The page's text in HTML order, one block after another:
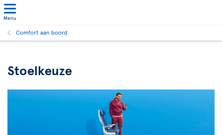
Menu
Comfort aan boord
Stoelkeuze